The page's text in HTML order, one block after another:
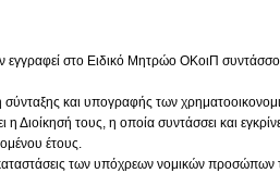
στο Ειδικό Μητρώο ΟΚοιΠ
σύνταξης και υπογραφής των
τους, η οποία συντάσσει και
έτους.
των υπόχρεων νομικών προσώπων